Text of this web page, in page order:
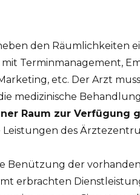
den Räumlichkeiten
Terminmanagement,
etc. Der Arzt
medizinische
Raum zur Verfügung
des
Benützung der
erbrachten